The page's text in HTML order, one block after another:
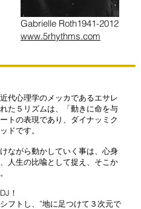
代心理学のメッカであるエサレ
た５リズムは、「動きに命を与
トの表現であり、ダイナッミク
ドです。
ながら動かしていく事は、心身
人生の比喩として捉え、そこか
！
フトし、”地に足つけて３次元で
Gabrielle Roth1941-2012
www.5rhythms.com